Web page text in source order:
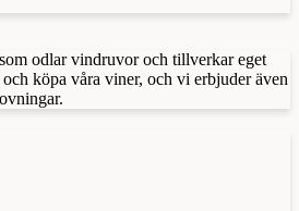
odlar vindruvor och tillverkar eget
köpa våra viner, och vi erbjuder även